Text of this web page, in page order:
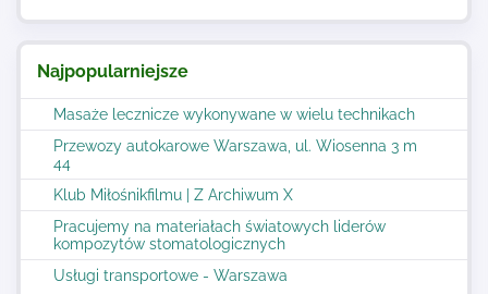
Najpopularniejsze
Masaże lecznicze wykonywane w wielu technikach
Przewozy autokarowe Warszawa, ul. Wiosenna 3 m
44
Klub Miłośnikfilmu | Z Archiwum X
Pracujemy na materiałach światowych liderów
kompozytów stomatologicznych
Usługi transportowe - Warszawa